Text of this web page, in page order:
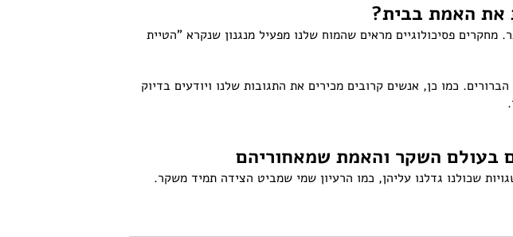
את האמת בבית?
פסיכולוגיים מראים שהמוח שלנו מפעיל מנגנון שנקרא "הטיית
כמו כן, אנשים קרובים מכירים את התגובות שלנו ויודעים בדיוק
בעולם השקר והאמת שמאחוריהם
שכולנו גדלנו עליהן, כמו הרעיון שמי שמביט הצידה תמיד משקר.